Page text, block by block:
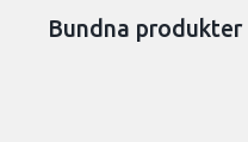
Bundna produkter